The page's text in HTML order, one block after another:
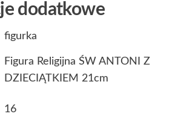
dodatkowe
figurka
Figura Religijna ŚW ANTONI Z
DZIECIĄTKIEM 21cm
16